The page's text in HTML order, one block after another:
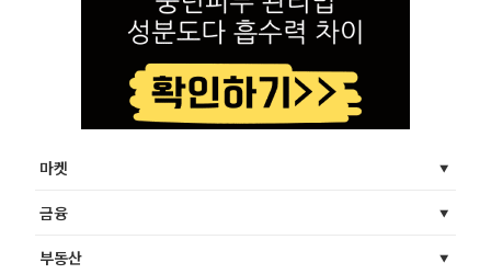
마켓
금융
부동산